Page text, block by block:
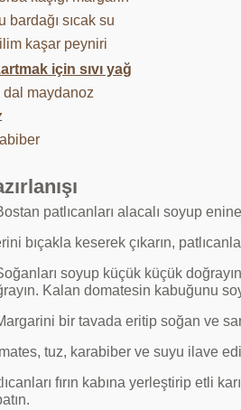
bardağı sıcak su
kaşar peyniri
için sıvı yağ
dal maydanoz
patlıcanları alacalı soyup
bıçakla keserek çıkarın,
soyup küçük küçük
Kalan domatesin kabuğunu
bir tavada eritip soğan ve
tuz, karabiber ve suyu ilave
fırın kabına yerleştirip etli